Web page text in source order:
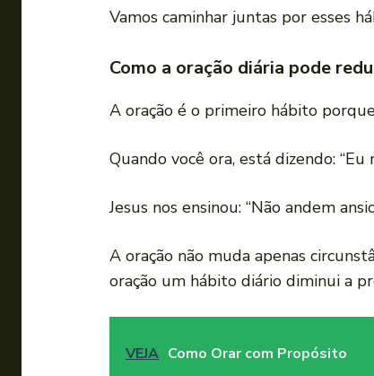
Vamos caminhar juntas por esses
Como a oração diária pode
A oração é o primeiro hábito
Quando você ora, está dizendo:
Jesus nos ensinou: “Não andem
A oração não muda apenas
oração um hábito diário diminui a
VEJA Como Orar com Propósito